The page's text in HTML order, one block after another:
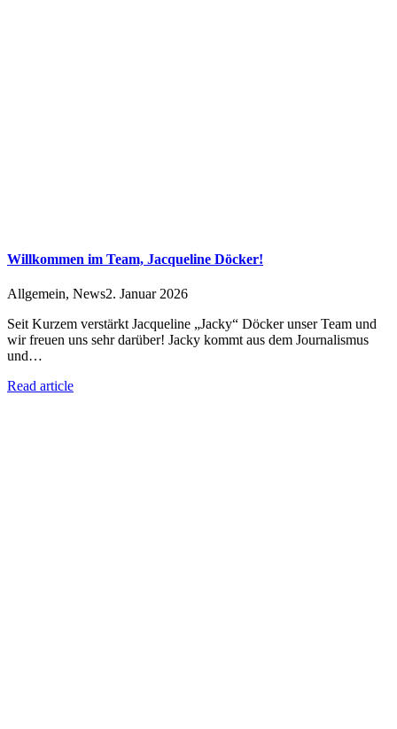
Willkommen im Team, Jacqueline Döcker!
Allgemein, News2. Januar 2026
Seit Kurzem verstärkt Jacqueline „Jacky“ Döcker unser Team und
wir freuen uns sehr darüber! Jacky kommt aus dem Journalismus
und…
Read article